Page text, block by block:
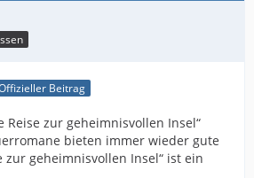
Beitrag
Reise zur geheimnisvollen Insel“
bieten immer wieder gute
zur geheimnisvollen Insel“ ist ein